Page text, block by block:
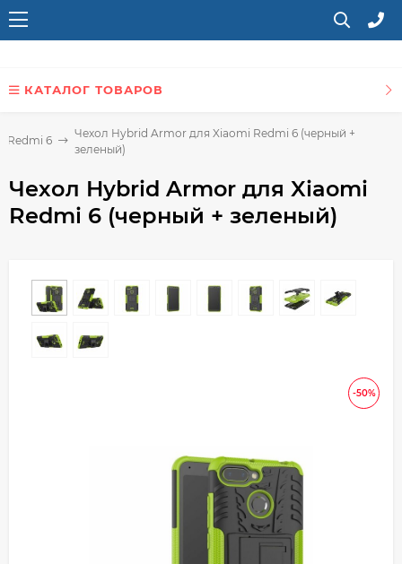
КАТАЛОГ ТОВАРОВ
Redmi 6
Чехол Hybrid Armor для Xiaomi Redmi 6 (черный +
зеленый)
Чехол Hybrid Armor для Xiaomi
Redmi 6 (черный + зеленый)
-50%